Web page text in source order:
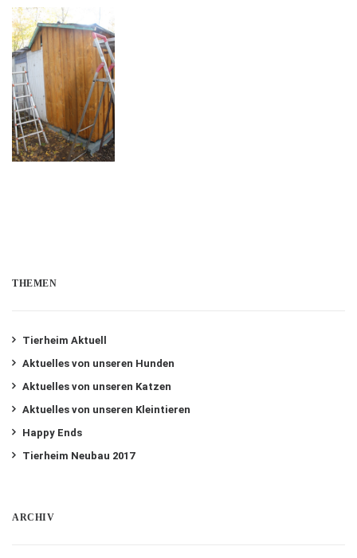
THEMEN
Tierheim Aktuell
Aktuelles von unseren Hunden
Aktuelles von unseren Katzen
Aktuelles von unseren Kleintieren
Happy Ends
Tierheim Neubau 2017
ARCHIV